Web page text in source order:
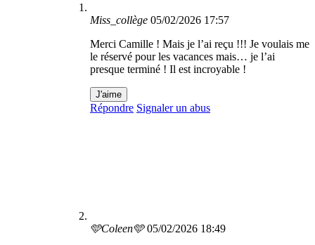
Miss_collège 05/02/2026 17:57
Merci Camille ! Mais je l’ai reçu !!! Je voulais me
le réservé pour les vacances mais… je l’ai
presque terminé ! Il est incroyable !
J'aime
Répondre Signaler un abus
🩵Coleen🩵 05/02/2026 18:49